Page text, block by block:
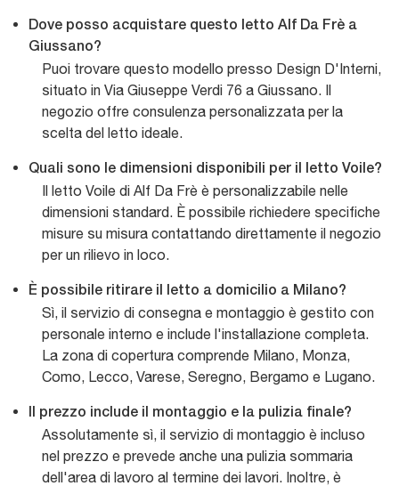
Dove posso acquistare questo letto Alf Da Frè a
Giussano?
Puoi trovare questo modello presso Design D'Interni,
situato in Via Giuseppe Verdi 76 a Giussano. Il
negozio offre consulenza personalizzata per la
scelta del letto ideale.
Quali sono le dimensioni disponibili per il letto Voile?
Il letto Voile di Alf Da Frè è personalizzabile nelle
dimensioni standard. È possibile richiedere specifiche
misure su misura contattando direttamente il negozio
per un rilievo in loco.
È possibile ritirare il letto a domicilio a Milano?
Sì, il servizio di consegna e montaggio è gestito con
personale interno e include l'installazione completa.
La zona di copertura comprende Milano, Monza,
Como, Lecco, Varese, Seregno, Bergamo e Lugano.
Il prezzo include il montaggio e la pulizia finale?
Assolutamente sì, il servizio di montaggio è incluso
nel prezzo e prevede anche una pulizia sommaria
dell'area di lavoro al termine dei lavori. Inoltre, è